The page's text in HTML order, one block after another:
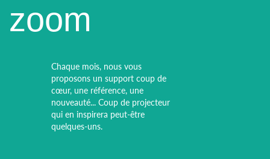
zoom
Chaque mois, nous vous
proposons un support coup de
cœur, une référence, une
nouveauté... Coup de projecteur
qui en inspirera peut-être
quelques-uns.